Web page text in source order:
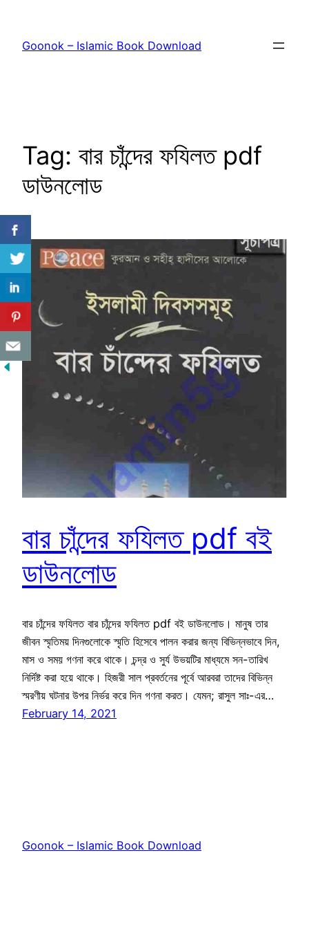
content
Goonok – Islamic Book Download
Tag: বার চাঁন্দের ফযিলত pdf
ডাউনলোড
বার চাঁন্দের ফযিলত pdf বই
ডাউনলোড
বার চাঁন্দের ফযিলত বার চাঁন্দের ফযিলত pdf বই ডাউনলোড। মানুষ তার
জীবন স্মৃতিময় দিনগুলোকে স্মৃতি হিসেবে পালন করার জন্য বিভিন্নভাবে দিন,
মাস ও সময় গণনা করে থাকে। চন্দ্র ও সুর্য উভয়টির মাধ্যমে সন-তারিখ
নির্দিষ্ট করা হয়ে থাকে। হিজরী সাল প্রবর্তনের পূর্বে আরবরা তাদের বিভিন্ন
স্মরণীয় ঘটনার উপর নির্ভর করে দিন গণনা করত। যেমন; রাসুল সাঃ-এর…
February 14, 2021
Goonok – Islamic Book Download